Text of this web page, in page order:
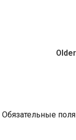
Older
Обязательные поля